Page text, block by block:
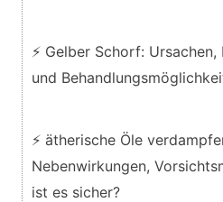
⚡ Gelber Schorf:
und
⚡ ätherische Öle
Nebenwirkungen,
ist es sicher?